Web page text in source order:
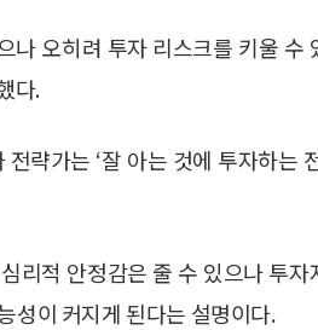
오히려 투자 리스크를 키울 수
다.
략가는 ‘잘 아는 것에 투자하는
리적 안정감은 줄 수 있으나 투자
성이 커지게 된다는 설명이다.